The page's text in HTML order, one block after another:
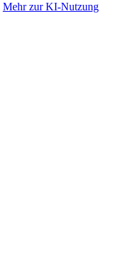
Mehr zur KI-Nutzung